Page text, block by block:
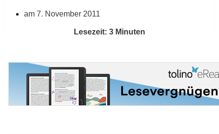
am 7. November 2011
Lesezeit: 3 Minuten